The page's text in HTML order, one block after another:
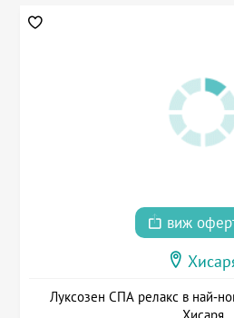
виж
Луксозен СПА релакс в най-